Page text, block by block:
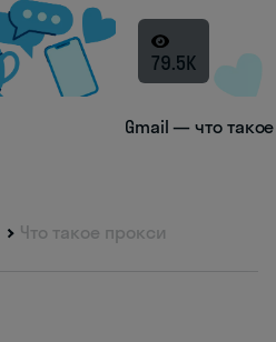
79.5K
Gmail — что такое
Что такое прокси